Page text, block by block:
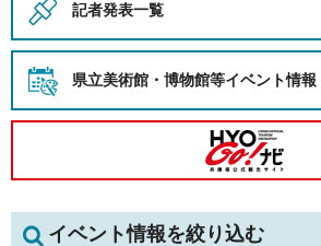
記者発表一覧
県立美術館・博物館等イベント情報
イベント情報を絞り込む